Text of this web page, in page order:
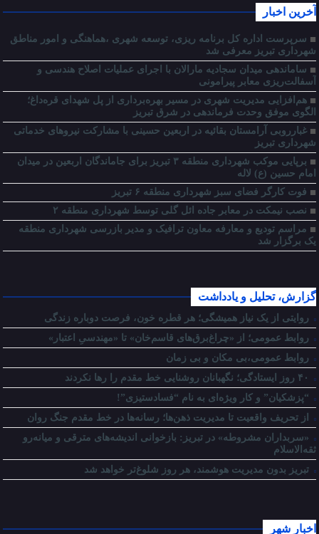
آخرین اخبار
سرپرست اداره کل برنامه ریزی، توسعه شهری ،هماهنگی و امور مناطق
شهرداری تبریز معرفی شد
ساماندهی میدان سجادیه مارالان با اجرای عملیات اصلاح هندسی و
آسفالت‌ریزی معابر پیرامونی
هم‌افزایی مدیریت شهری در مسیر بهره‌برداری از پل شهدای قره‌داغ؛
الگوی موفق وحدت فرماندهی در شرق تبریز
غبارروبی آرامستان بقائیه در اربعین حسینی با مشارکت نیروهای خدماتی
شهرداری تبریز
برپایی موکب شهرداری منطقه ۳ تبریز برای جاماندگان اربعین در میدان
امام حسین (ع) لاله
فوت کارگر فضای سبز شهرداری منطقه ۶ تبریز
نصب نیمکت در معابر جاده ائل گلی توسط شهرداری منطقه ۲
مراسم تودیع و معارفه معاون ترافیک و مدیر بازرسی شهرداری منطقه
یک برگزار شد
گزارش، تحلیل و یادداشت
روایتی از یک نیاز همیشگی؛ هر قطره خون، فرصت دوباره زندگی
روابط عمومی؛ از «چراغ‌برق‌های قاسم‌خان» تا «مهندسیِ اعتبار»
روابط عمومی،بی مکان و بی زمان
“پزشکیان” و کار ویژه‌ای به نام “فسادستیزی”!
از تحریف واقعیت تا مدیریت ذهن‌ها؛ رسانه‌ها در خط مقدم جنگ روان
«سربداران مشروطه» در تبریز: بازخوانی اندیشه‌های مترقی و میانه‌رو
ثقه‌الاسلام
تبریز بدون مدیریت هوشمند، هر روز شلوغ‌تر خواهد شد
اخبار شهر